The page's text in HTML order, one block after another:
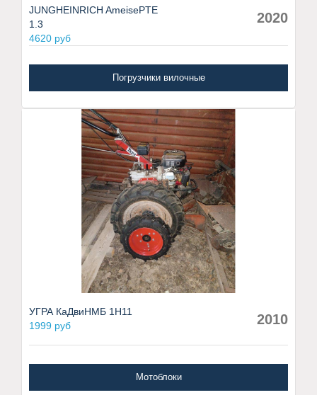
JUNGHEINRICH AmeisePTE
1.3
4620 руб
2020
Погрузчики вилочные
УГРА КаДвиНМБ 1Н11
1999 руб
2010
Мотоблоки